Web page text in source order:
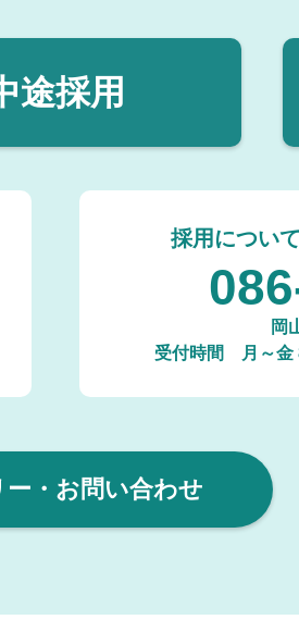
途採用
採用につい
岡
受付時間
月～
・お問い合わせ